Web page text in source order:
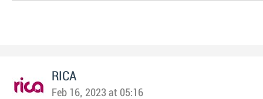
RICA
Feb 16, 2023 at 05:16